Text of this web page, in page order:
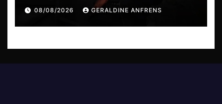
08/08/2026 GERALDINE ANFRENS